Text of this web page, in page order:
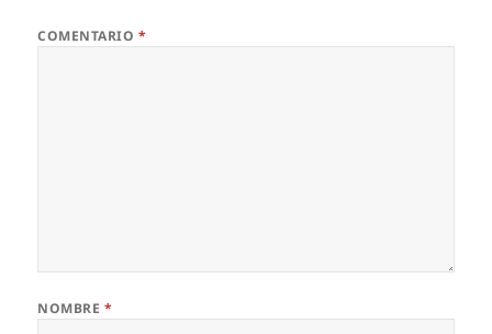
COMENTARIO *
NOMBRE *